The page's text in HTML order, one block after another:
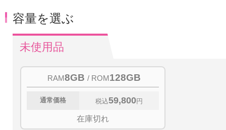
容量を選ぶ
未使用品
RAM8GB / ROM128GB
通常価格 税込59,800円
在庫切れ